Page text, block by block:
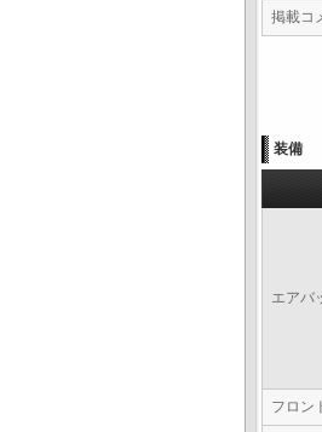
掲載コ
装備
エアバ
フロン